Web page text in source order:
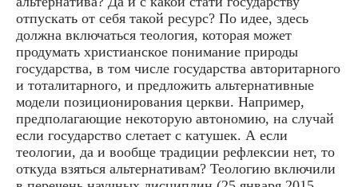
отпускать от себя такой ресурс? По идее, здесь
должна включаться теология, которая может
продумать христианское понимание природы
государства, в том числе государства авторитарного
и тоталитарного, и предложить альтернативные
модели позиционирования церкви. Например,
предполагающие некоторую автономию, на случай
если государство слетает с катушек. А если
теологии, да и вообще традиции рефлексии нет, то
откуда взяться альтернативам? Теологию включили